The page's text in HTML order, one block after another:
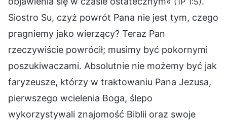
Siostro Su, czyż powrót Pana nie jest tym, czego
pragniemy jako wierzący? Teraz Pan
rzeczywiście powrócił; musimy być pokornymi
poszukiwaczami. Absolutnie nie możemy być jak
faryzeusze, którzy w traktowaniu Pana Jezusa,
pierwszego wcielenia Boga, ślepo
wykorzystywali znajomość Biblii oraz swoje